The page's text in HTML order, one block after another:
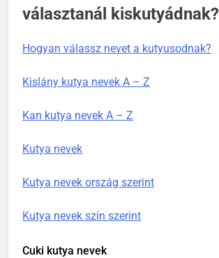
választanál kiskutyádnak?
Hogyan válassz nevet a kutyusodnak?
Kislány kutya nevek A – Z
Kan kutya nevek A – Z
Kutya nevek
Kutya nevek ország szerint
Kutya nevek szín szerint
Cuki kutya nevek